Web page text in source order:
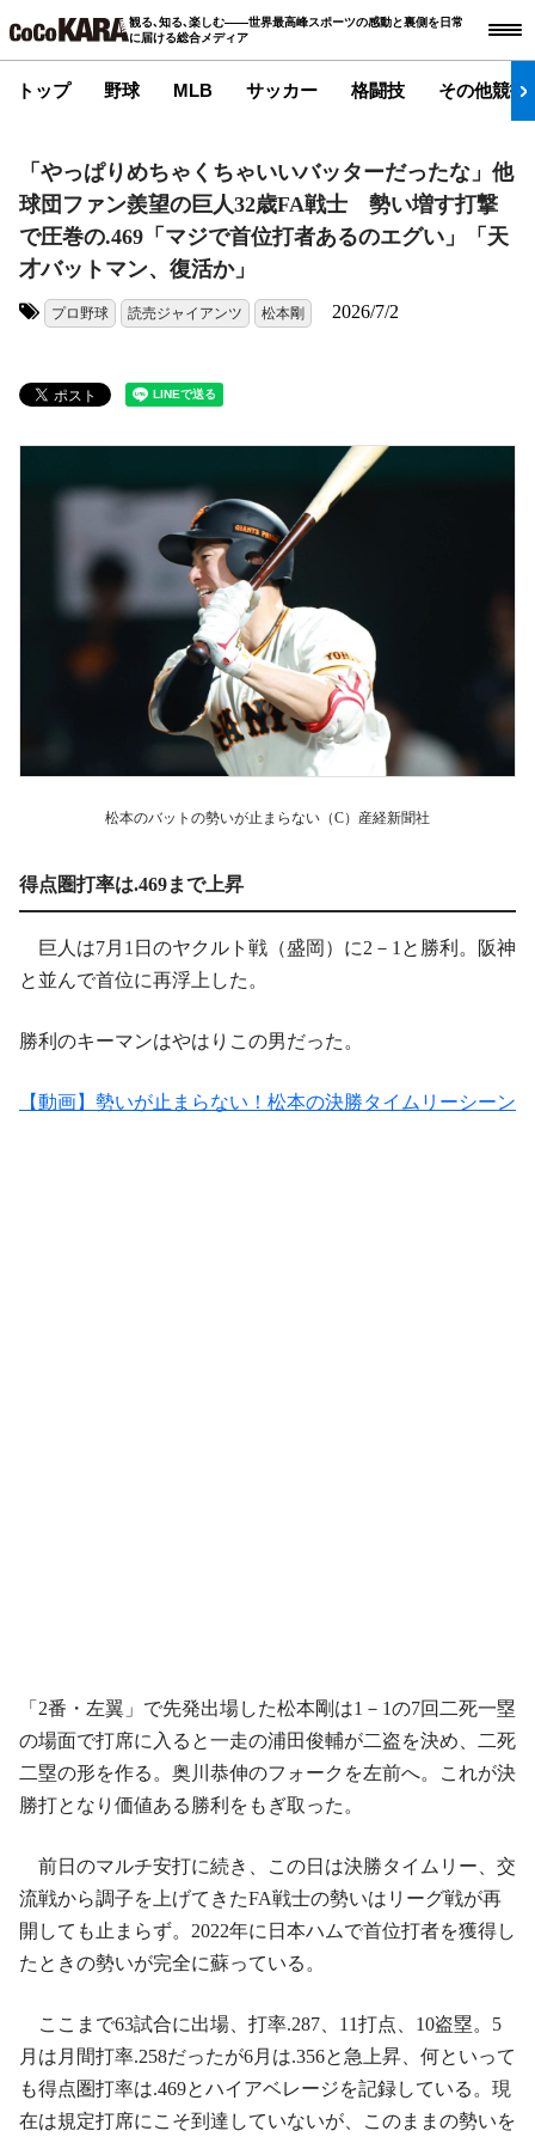
観る､知る､楽しむ――世界最高峰スポーツの感動と裏側を日常
に届ける総合メディア
トップ 野球 MLB サッカー 格闘技 その他競技
「やっぱりめちゃくちゃいいバッターだったな」他
球団ファン羨望の巨人32歳FA戦士 勢い増す打撃
で圧巻の.469「マジで首位打者あるのエグい」「天
才バットマン、復活か」
プロ野球 読売ジャイアンツ 松本剛 2026/7/2
松本のバットの勢いが止まらない（C）産経新聞社
得点圏打率は.469まで上昇
巨人は7月1日のヤクルト戦（盛岡）に2－1と勝利。阪神
と並んで首位に再浮上した。
勝利のキーマンはやはりこの男だった。
【動画】勢いが止まらない！松本の決勝タイムリーシーン
「2番・左翼」で先発出場した松本剛は1－1の7回二死一塁
の場面で打席に入ると一走の浦田俊輔が二盗を決め、二死
二塁の形を作る。奥川恭伸のフォークを左前へ。これが決
勝打となり価値ある勝利をもぎ取った。
前日のマルチ安打に続き、この日は決勝タイムリー、交
流戦から調子を上げてきたFA戦士の勢いはリーグ戦が再
開しても止まらず。2022年に日本ハムで首位打者を獲得し
たときの勢いが完全に蘇っている。
ここまで63試合に出場、打率.287、11打点、10盗塁。5
月は月間打率.258だったが6月は.356と急上昇、何といって
も得点圏打率は.469とハイアベレージを記録している。現
在は規定打席にこそ到達していないが、このままの勢いを